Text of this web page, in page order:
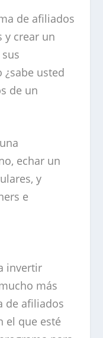
de afiliados
y crear un
usted
de un
echar un
y
e
invertir
más
de afiliados
el que esté